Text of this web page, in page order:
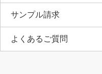
サンプル請求
よくあるご質問